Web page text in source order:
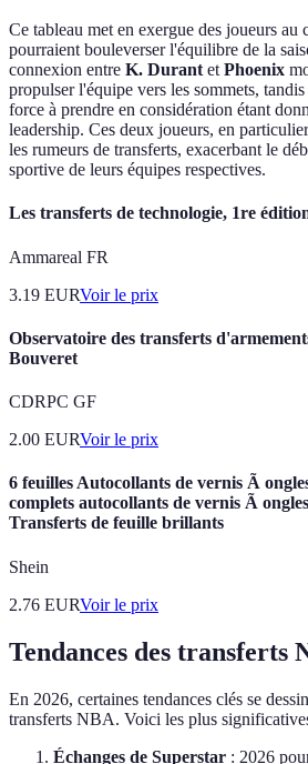
Ce tableau met en exergue des joueurs au
pourraient bouleverser l'équilibre de la
connexion entre K. Durant et Phoenix
propulser l'équipe vers les sommets, tandis
force à prendre en considération étant
leadership. Ces deux joueurs, en
les rumeurs de transferts, exacerbant le
sportive de leurs équipes respectives.
Les transferts de technologie, 1re
Ammareal FR
3.19 EURVoir le prix
Observatoire des transferts
Bouveret
CDRPC GF
2.00 EURVoir le prix
6 feuilles Autocollants de vernis Ã
complets autocollants de vernis Ã
Transferts de feuille brillants
Shein
2.76 EURVoir le prix
Tendances des transferts
En 2026, certaines tendances clés se
transferts NBA. Voici les plus
Échanges de Superstar : 2026